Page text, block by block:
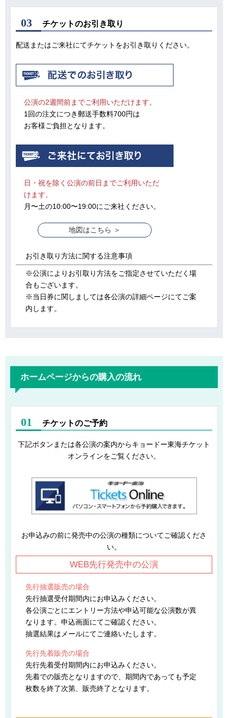
03 チケットのお引き取り
配送またはご来社にてチケットをお引き取りください。
公演の2週間前までご利用いただけます。
1回の注文につき郵送手数料700円は
お客様ご負担となります。
日・祝を除く公演の前日までご利用いただ
けます。
月〜土の10:00〜19:00にご来社ください。
地図はこちら ＞
お引き取り方法に関する注意事項
※公演によりお引取り方法をご指定させていただく場
合もございます。
※当日券に関しましては各公演の詳細ページにてご案
内します。
ホームページからの購入の流れ
01 チケットのご予約
下記ボタンまたは各公演の案内からキョードー東海チケット
オンラインをご覧ください。
お申込みの前に発売中の公演の種類についてご確認くださ
い。
WEB先行発売中の公演
先行抽選販売の場合
先行抽選受付期間内にお申込みください。
各公演ごとにエントリー方法や申込可能な公演数が異
なります。申込画面にてご確認ください。
抽選結果はメールにてご連絡いたします。
先行先着販売の場合
先行先着受付期間内にお申込みください。
先着での販売となりますので、期間内であっても予定
枚数を終了次第、販売終了となります。